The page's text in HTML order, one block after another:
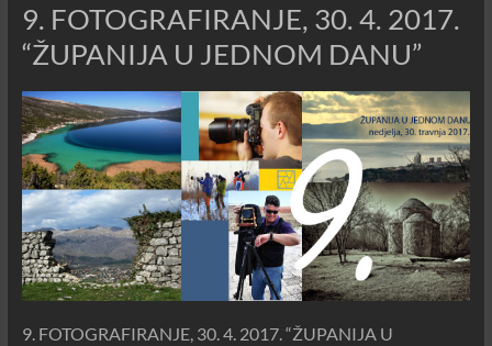
9. FOTOGRAFIRANJE, 30. 4. 2017.
“ŽUPANIJA U JEDNOM DANU”
9. FOTOGRAFIRANJE, 30. 4. 2017. “ŽUPANIJA U